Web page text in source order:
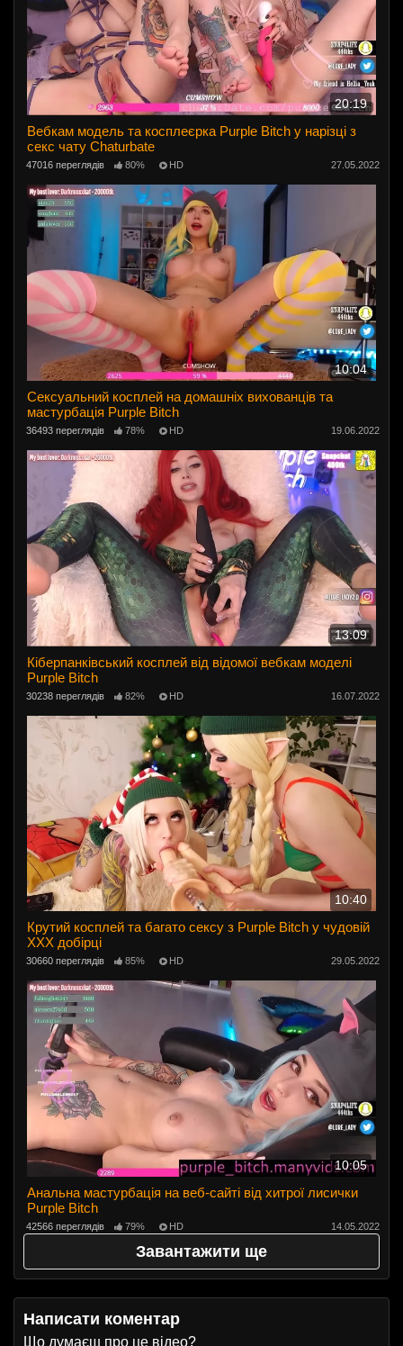
20:19
Вебкам модель та косплеєрка Purple Bitch у нарізці з
секс чату Chaturbate
47016 переглядів 80% HD 27.05.2022
10:04
Сексуальний косплей на домашніх вихованців та
мастурбація Purple Bitch
36493 переглядів 78% HD 19.06.2022
13:09
Кіберпанківський косплей від відомої вебкам моделі
Purple Bitch
30238 переглядів 82% HD 16.07.2022
10:40
Крутий косплей та багато сексу з Purple Bitch у чудовій
ХХХ добірці
30660 переглядів 85% HD 29.05.2022
10:05
Анальна мастурбація на веб-сайті від хитрої лисички
Purple Bitch
42566 переглядів 79% HD 14.05.2022
Завантажити ще
Написати коментар
Що думаєш про це відео?